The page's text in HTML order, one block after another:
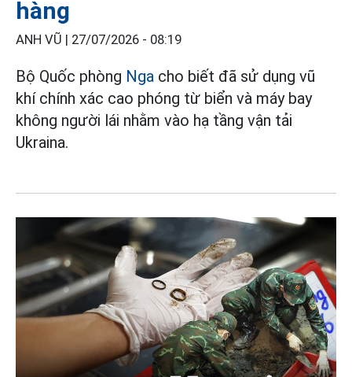
hàng
ANH VŨ | 27/07/2026 - 08:19
Bộ Quốc phòng Nga cho biết đã sử dụng vũ
khí chính xác cao phóng từ biển và máy bay
không người lái nhằm vào hạ tầng vận tải
Ukraina.